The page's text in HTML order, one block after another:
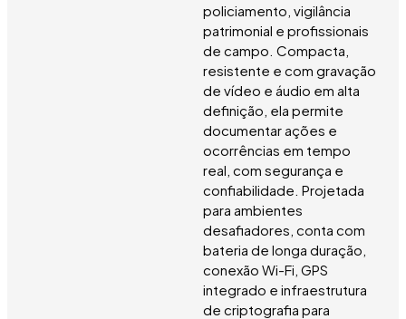
policiamento, vigilância
patrimonial e profissionais
de campo. Compacta,
resistente e com gravação
de vídeo e áudio em alta
definição, ela permite
documentar ações e
ocorrências em tempo
real, com segurança e
confiabilidade. Projetada
para ambientes
desafiadores, conta com
bateria de longa duração,
conexão Wi-Fi, GPS
integrado e infraestrutura
de criptografia para